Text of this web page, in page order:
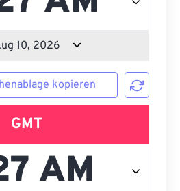
kopieren
GMT